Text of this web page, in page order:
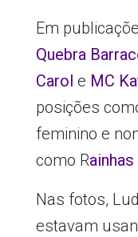
Em
Quebra
Carol e MC
posições
feminino e
como Rainhas
Nas fotos,
estavam